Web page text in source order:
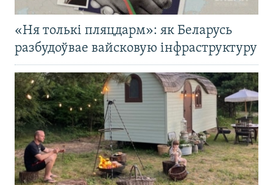
«Ня толькі пляцдарм»: як Беларусь
разбудоўвае вайсковую інфраструктуру